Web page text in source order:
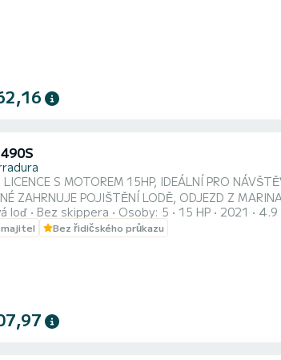
LICENCE S MOTOREM 15HP, IDEÁLNÍ PRO
ZAHRNUJE POJIŠTĚNÍ LODĚ, ODJEZD Z
loď
Bez skippera Osoby: 5 15 HP 2021 4.9
Bez řidičského průkazu